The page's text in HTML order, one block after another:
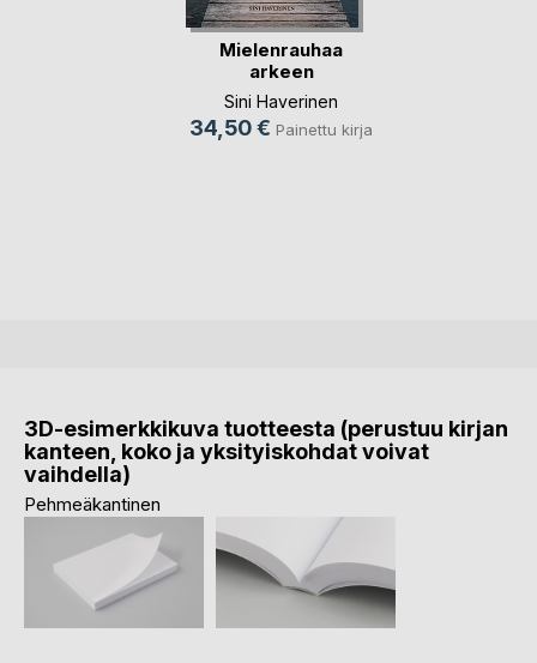
Mielenrauhaa
arkeen
Sini Haverinen
34,50 € Painettu kirja
3D-esimerkkikuva tuotteesta (perustuu kirjan
kanteen, koko ja yksityiskohdat voivat
vaihdella)
Pehmeäkantinen